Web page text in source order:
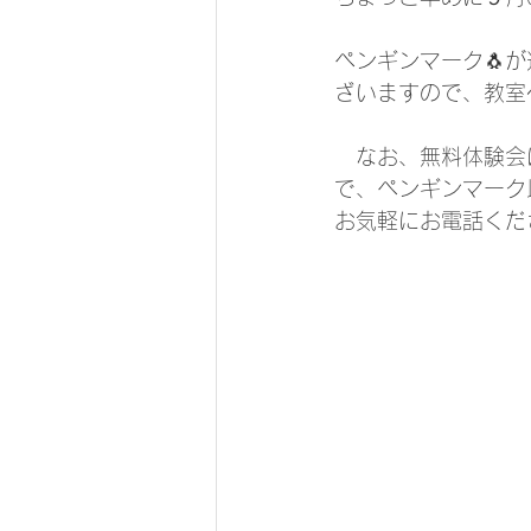
ペンギンマーク🐧
ざいますので、教
なお、無料体験会
で、ペンギンマー
お気軽にお電話く